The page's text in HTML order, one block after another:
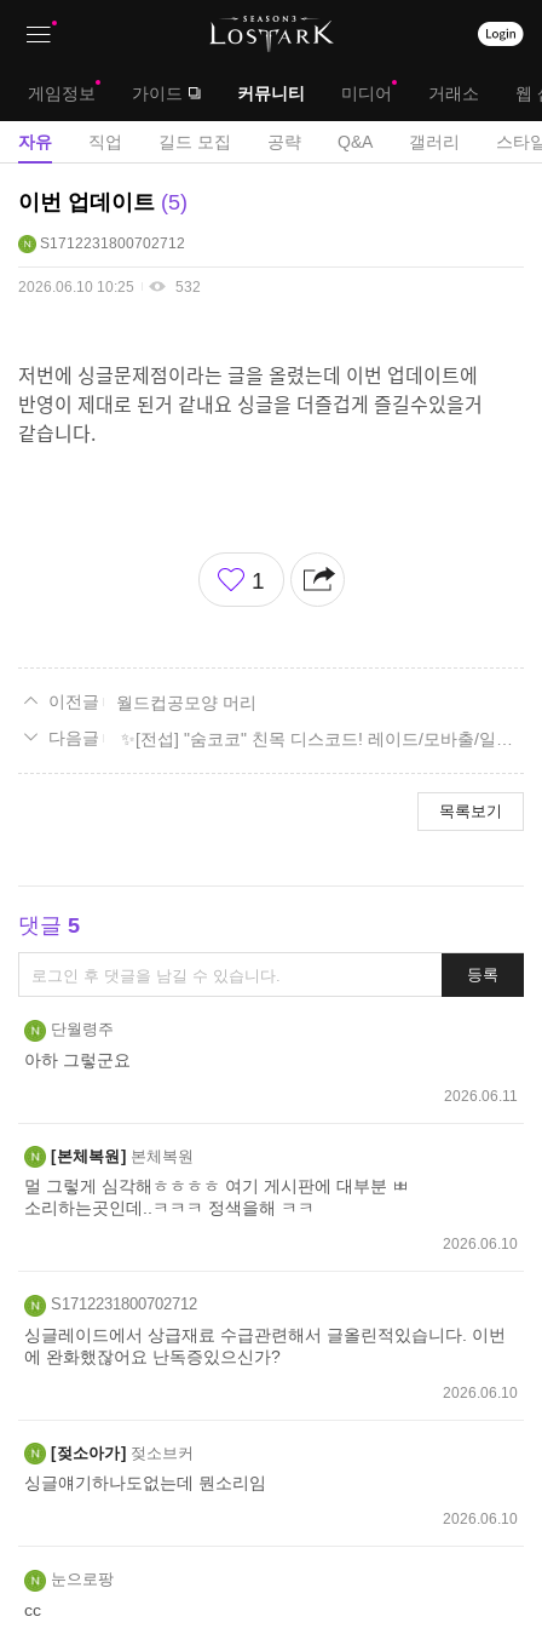
대
메
게임정보 가이드 커뮤니티 미디어 거래소 웹
서
자유 직업 길드 모집 공략 Q&A 갤러리 스타
자
게
이번 업데이트 5
S1712231800702712
2026.06.10 10:25 532
저번에 싱글문제점이라는 글을 올렸는데 이번 업데이트에
반영이 제대로 된거 같내요 싱글을 더즐겁게 즐길수있을거
같습니다.
좋
아
1
월드컵공모양 머리
✨[전섭] "숨코코" 친목 디스코드! 레이드/모바출/일숙/잡담✨
목록보기
댓글 5
댓
글
쓰
기
등록
단월령주
아하 그렇군요
2026.06.11
본체복원 본체복원
멀 그렇게 심각해ㅎㅎㅎㅎ 여기 게시판에 대부분 ㅃ
소리하는곳인데..ㅋㅋㅋ 정색을해 ㅋㅋ
2026.06.10
S1712231800702712
싱글레이드에서 상급재료 수급관련해서 글올린적있습니다. 이번
에 완화했잖어요 난독증있으신가?
2026.06.10
젖소아가 젖소브커
싱글얘기하나도없는데 뭔소리임
2026.06.10
눈으로팡
cc